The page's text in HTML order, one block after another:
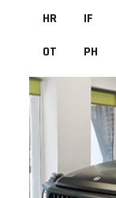
HR
IF
OT
PH